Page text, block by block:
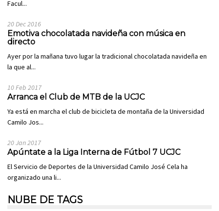
Facul...
20 Dec 2016
Emotiva chocolatada navideña con música en
directo
Ayer por la mañana tuvo lugar la tradicional chocolatada navideña en
la que al...
10 Feb 2017
Arranca el Club de MTB de la UCJC
Ya está en marcha el club de bicicleta de montaña de la Universidad
Camilo Jos...
20 Jan 2017
Apúntate a la Liga Interna de Fútbol 7 UCJC
El Servicio de Deportes de la Universidad Camilo José Cela ha
organizado una li...
NUBE DE TAGS